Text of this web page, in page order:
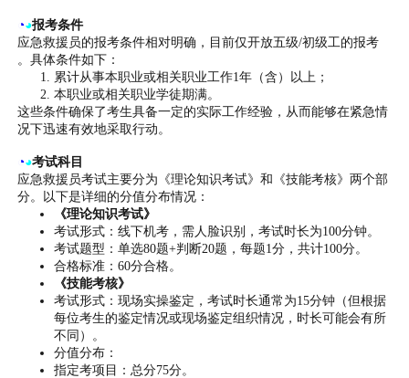
◔◕报考条件
应急救援员的报考条件相对明确，目前仅开放五级/初级工的报考
。具体条件如下：
累计从事本职业或相关职业工作1年（含）以上；
本职业或相关职业学徒期满。
这些条件确保了考生具备一定的实际工作经验，从而能够在紧急情
况下迅速有效地采取行动。
◔◕考试科目
应急救援员考试主要分为《理论知识考试》和《技能考核》两个部
分。以下是详细的分值分布情况：
《理论知识考试》
考试形式：线下机考，需人脸识别，考试时长为100分钟。
考试题型：单选80题+判断20题，每题1分，共计100分。
合格标准：60分合格。
《技能考核》
考试形式：现场实操鉴定，考试时长通常为15分钟（但根据
每位考生的鉴定情况或现场鉴定组织情况，时长可能会有所
不同）。
分值分布：
指定考项目：总分75分。